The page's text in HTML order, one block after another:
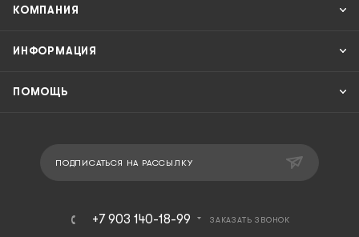
КОМПАНИЯ
ИНФОРМАЦИЯ
ПОМОЩЬ
ПОДПИСАТЬСЯ НА РАССЫЛКУ
+7 903 140-18-99 ЗАКАЗАТЬ ЗВОНОК